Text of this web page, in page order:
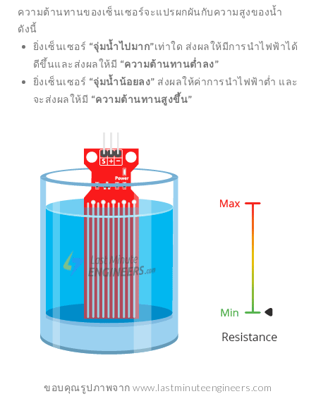
ความต้านทานของเซ็นเซอร์จะแปรผกผันกับความสูงของน้ำ
ดังนี้
ยิ่งเซ็นเซอร์ “จุ่มน้ำไปมาก”เท่าใด ส่งผลให้มีการนำไฟฟ้าได้
ดีขึ้นและส่งผลให้มี “ความต้านทานต่ำลง”
ยิ่งเซ็นเซอร์ “จุ่มน้ำน้อยลง” ส่งผลให้ค่าการนำไฟฟ้าต่ำ และ
จะส่งผลให้มี “ความต้านทานสูงขึ้น”
ขอบคุณรูปภาพจาก www.lastminuteengineers.com